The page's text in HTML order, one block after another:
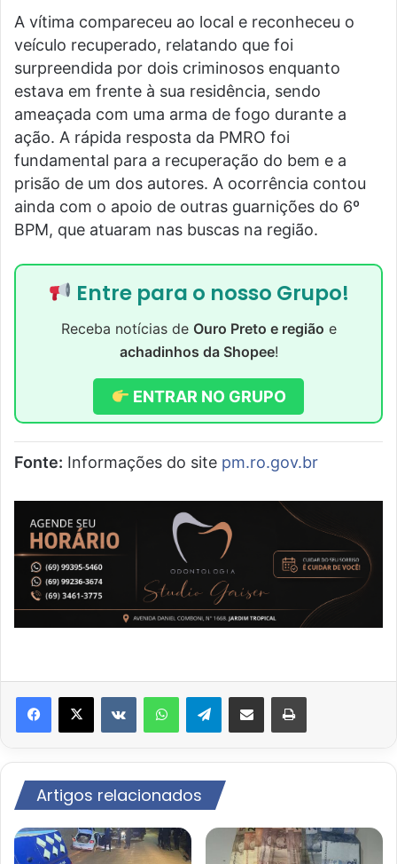
A vítima compareceu ao local e reconheceu o
veículo recuperado, relatando que foi
surpreendida por dois criminosos enquanto
estava em frente à sua residência, sendo
ameaçada com uma arma de fogo durante a
ação. A rápida resposta da PMRO foi
fundamental para a recuperação do bem e a
prisão de um dos autores. A ocorrência contou
ainda com o apoio de outras guarnições do 6º
BPM, que atuaram nas buscas na região.
Entre para o nosso Grupo!
Receba notícias de Ouro Preto e região e
achadinhos da Shopee!
ENTRAR NO GRUPO
Fonte: Informações do site pm.ro.gov.br
VK WhatsAppTelegramCompartilhar via e-mail Imprimir
Artigos relacionados